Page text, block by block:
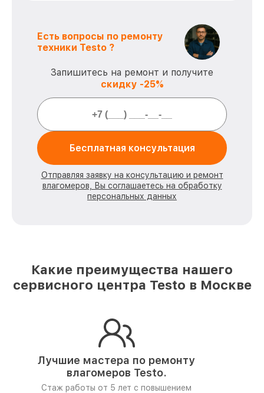
Есть вопросы по ремонту
техники Testo ?
Запишитесь на ремонт и получите
скидку -25%
Бесплатная консультация
Отправляя заявку на консультацию и ремонт
влагомеров, Вы соглашаетесь на обработку
персональных данных
Какие преимущества нашего
сервисного центра Testo в Москве
Лучшие мастера по ремонту
влагомеров Testo.
Стаж работы от 5 лет с повышением